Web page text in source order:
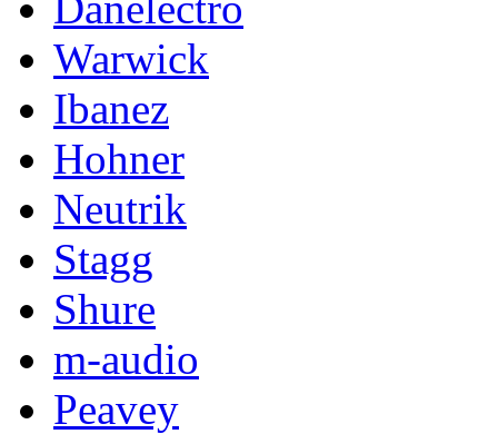
Warwick
Ibanez
Hohner
Neutrik
Stagg
Shure
m-audio
Peavey